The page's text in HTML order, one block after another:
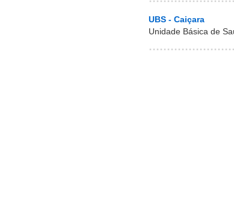
UBS - Caiçara
Unidade Básica de